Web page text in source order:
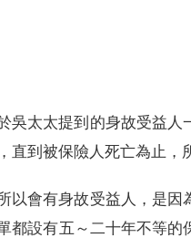
吳太太提到的身故受益人
直到被保險人死亡為止，
以會有身故受益人，是因
都設有五～二十年不等